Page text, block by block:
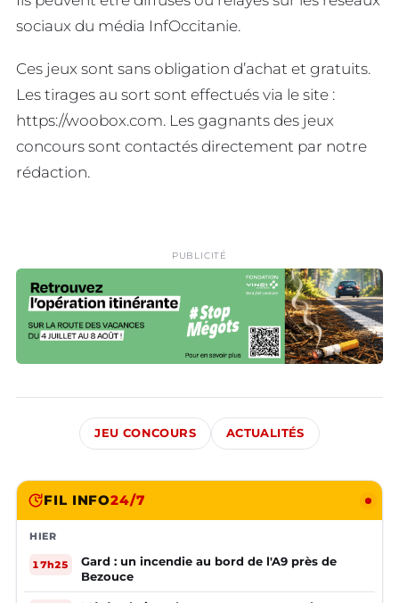
sociaux du média InfOccitanie.
Ces jeux sont sans obligation d’achat et gratuits.
Les tirages au sort sont effectués via le site :
https://woobox.com. Les gagnants des jeux
concours sont contactés directement par notre
rédaction.
PUBLICITÉ
JEU CONCOURS ACTUALITÉS
FIL INFO24/7
HIER
17h25
Gard : un incendie au bord de l'A9 près de
Bezouce